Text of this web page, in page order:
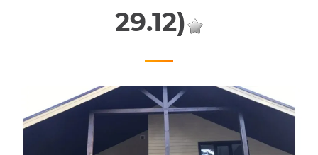
29.12)